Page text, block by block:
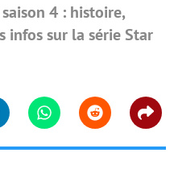
4 : histoire,
infos sur la série Star
WhatsappReddit